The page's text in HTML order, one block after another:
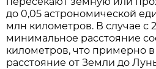
до 0,05 астрономической
млн километров. В случае с
минимальное расстояние
километров, что примерно
расстояние от Земли до